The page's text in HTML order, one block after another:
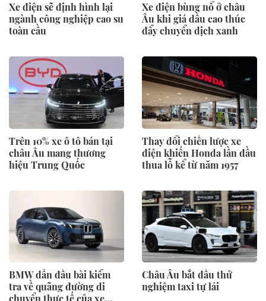
Xe điện sẽ định hình lại
ngành công nghiệp cao su
toàn cầu
Xe điện bùng nổ ở châu
Âu khi giá dầu cao thúc
đẩy chuyển dịch xanh
Trên 10% xe ô tô bán tại
châu Âu mang thương
hiệu Trung Quốc
Thay đổi chiến lược xe
điện khiến Honda lần đầu
thua lỗ kể từ năm 1957
BMW dẫn đầu bài kiểm
tra về quãng đường di
chuyển thực tế của xe
Châu Âu bắt đầu thử
nghiệm taxi tự lái